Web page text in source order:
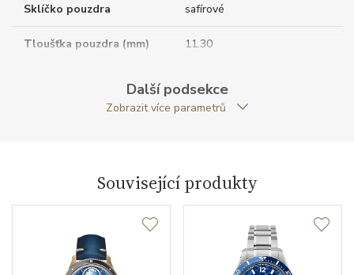
Sklíčko pouzdra safírové
Tloušťka pouzdra (mm) 11.30
Antireflexní sklíčko ANO
Materiál korunky nerezová ocel
Další podsekce
Zobrazit více parametrů
Související produkty